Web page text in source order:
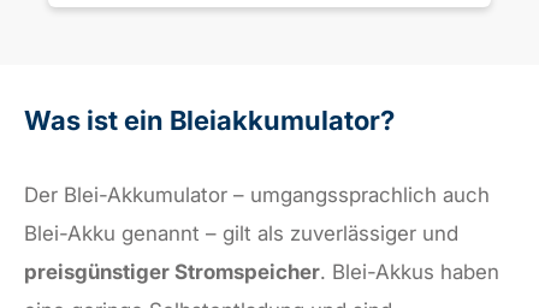
Was ist ein Bleiakkumulator?
Der Blei-Akkumulator – umgangssprachlich auch
Blei-Akku genannt – gilt als zuverlässiger und
preisgünstiger Stromspeicher. Blei-Akkus haben